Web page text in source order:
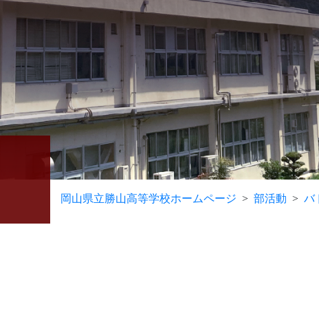
岡山県立勝山高等学校ホームページ 部活動 バ